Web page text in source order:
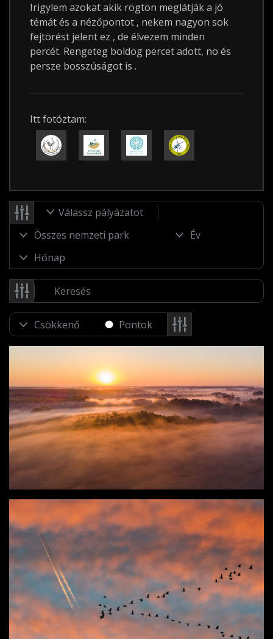
Irigylem azokat akik rögtön meglátják a jó
témát és a nézőpontot , nekem nagyon sok
fejtörést jelent ez , de élvezem minden
percét. Rengeteg boldog percet adott, no és
persze bosszúságot is .
Itt fotóztam:
Válassz pályázatot
Pontok